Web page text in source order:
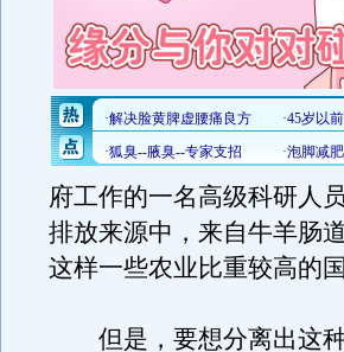
府工作的一名高级科研人
排放来源中，来自牛羊肠
这样一些农业比重较高的
但是，要想分离出这种